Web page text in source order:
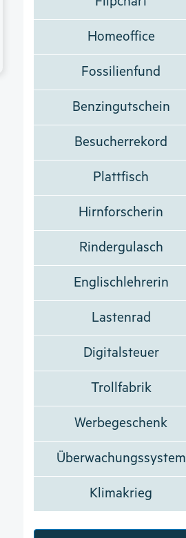
Homeoffice
Fossilienfund
Benzingutschein
Besucherrekord
Plattfisch
Hirnforscherin
Rindergulasch
Englischlehrerin
Lastenrad
Digitalsteuer
Trollfabrik
Werbegeschenk
Überwachungssystem
Klimakrieg